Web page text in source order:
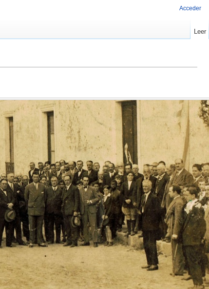
Acceder
Leer